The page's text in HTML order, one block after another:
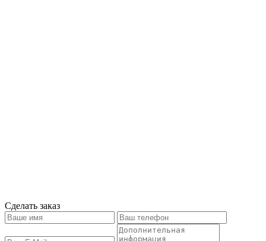
Сделать заказ